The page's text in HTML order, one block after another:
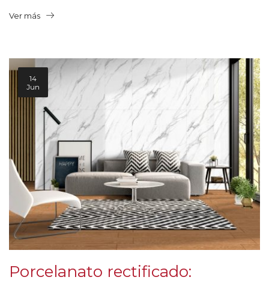
Ver más
14
Jun
Porcelanato rectificado: